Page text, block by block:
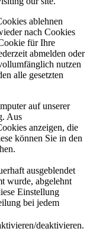
ablehnen
nach Cookies
für Ihre
abmelden oder
nutzen
alle gesetzten
auf unserer
Aus
anzeigen, die
können Sie in den
ausgeblendet
wurde, abgelehnt
Einstellung
bei jedem
deaktivieren.